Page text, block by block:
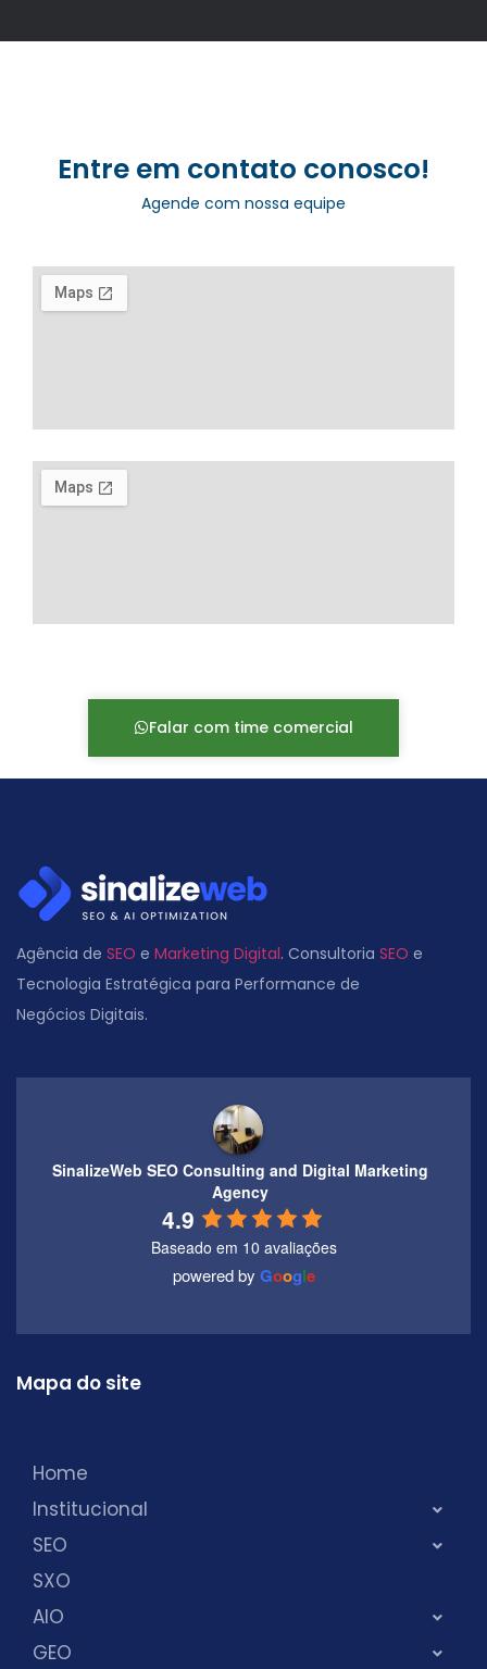
Entre em contato conosco!
Agende com nossa equipe
Falar com time comercial
Agência de SEO e Marketing Digital. Consultoria SEO e
Tecnologia Estratégica para Performance de
Negócios Digitais.
SinalizeWeb SEO Consulting and Digital Marketing
Agency
4.9
Baseado em 10 avaliações
powered by Google
Mapa do site
Home
Institucional
SEO
SXO
AIO
GEO